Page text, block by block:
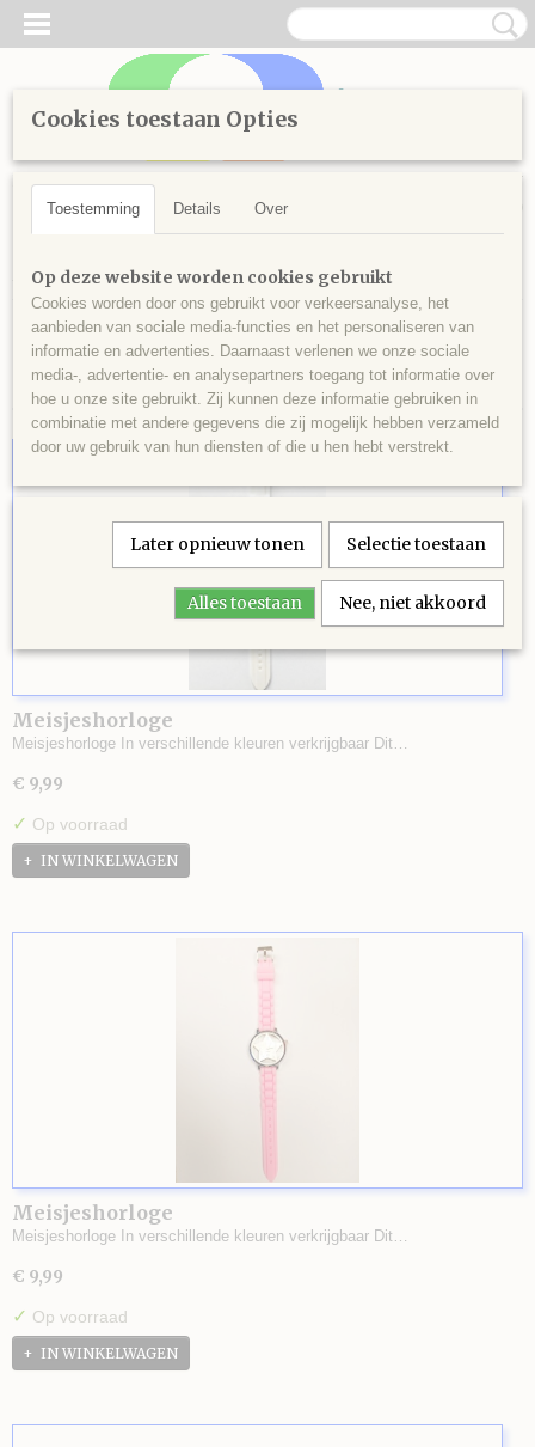
Inloggen Registreren
UW WINKELWAGEN
Home >Kinderen>Kinderhorloges
Sorteer op:
Meisjeshorloge
Meisjeshorloge In verschillende kleuren verkrijgbaar Dit…
€ 9,99
✓ Op voorraad
IN WINKELWAGEN
Meisjeshorloge
Meisjeshorloge In verschillende kleuren verkrijgbaar Dit…
€ 9,99
✓ Op voorraad
IN WINKELWAGEN
Cookies toestaan Opties
Toestemming Details Over
Op deze website worden cookies gebruikt
Cookies worden door ons gebruikt voor verkeersanalyse, het
aanbieden van sociale media-functies en het personaliseren van
informatie en advertenties. Daarnaast verlenen we onze sociale
media-, advertentie- en analysepartners toegang tot informatie over
hoe u onze site gebruikt. Zij kunnen deze informatie gebruiken in
combinatie met andere gegevens die zij mogelijk hebben verzameld
door uw gebruik van hun diensten of die u hen hebt verstrekt.
Later opnieuw tonen Selectie toestaan
Alles toestaan Nee, niet akkoord